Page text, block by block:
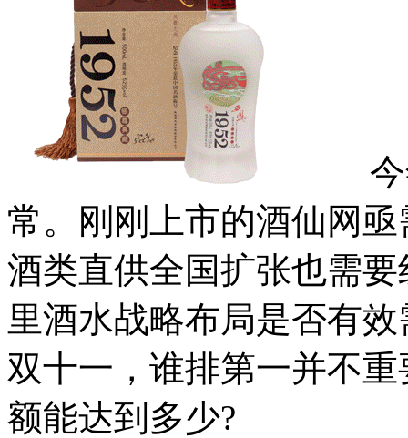
今年
常。刚刚上市的酒仙网
酒类直供全国扩张也需
里酒水战略布局是否有
双十一，谁排第一并不
额能达到多少?